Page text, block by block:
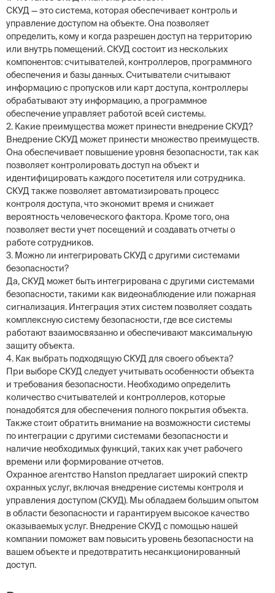
СКУД — это система, которая обеспечивает контроль и
управление доступом на объекте. Она позволяет
определить, кому и когда разрешен доступ на территорию
или внутрь помещений. СКУД состоит из нескольких
компонентов: считывателей, контроллеров, программного
обеспечения и базы данных. Считыватели считывают
информацию с пропусков или карт доступа, контроллеры
обрабатывают эту информацию, а программное
обеспечение управляет работой всей системы.
2. Какие преимущества может принести внедрение СКУД?
Внедрение СКУД может принести множество преимуществ.
Она обеспечивает повышение уровня безопасности, так как
позволяет контролировать доступ на объект и
идентифицировать каждого посетителя или сотрудника.
СКУД также позволяет автоматизировать процесс
контроля доступа, что экономит время и снижает
вероятность человеческого фактора. Кроме того, она
позволяет вести учет посещений и создавать отчеты о
работе сотрудников.
3. Можно ли интегрировать СКУД с другими системами
безопасности?
Да, СКУД может быть интегрирована с другими системами
безопасности, такими как видеонаблюдение или пожарная
сигнализация. Интеграция этих систем позволяет создать
комплексную систему безопасности, где все системы
работают взаимосвязанно и обеспечивают максимальную
защиту объекта.
4. Как выбрать подходящую СКУД для своего объекта?
При выборе СКУД следует учитывать особенности объекта
и требования безопасности. Необходимо определить
количество считывателей и контроллеров, которые
понадобятся для обеспечения полного покрытия объекта.
Также стоит обратить внимание на возможности системы
по интеграции с другими системами безопасности и
наличие необходимых функций, таких как учет рабочего
времени или формирование отчетов.
Охранное агентство Hanston предлагает широкий спектр
охранных услуг, включая внедрение системы контроля и
управления доступом (СКУД). Мы обладаем большим опытом
в области безопасности и гарантируем высокое качество
оказываемых услуг. Внедрение СКУД с помощью нашей
компании поможет вам повысить уровень безопасности на
вашем объекте и предотвратить несанкционированный
доступ.